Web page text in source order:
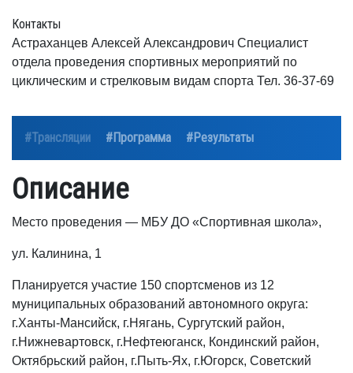
Контакты
Астраханцев Алексей Александрович Специалист
отдела проведения спортивных мероприятий по
циклическим и стрелковым видам спорта Тел. 36-37-69
#Трансляции #Программа #Результаты
Описание
Место проведения — МБУ ДО «Спортивная школа»,
ул. Калинина, 1
Планируется участие 150 спортсменов из 12
муниципальных образований автономного округа:
г.Ханты-Мансийск, г.Нягань, Сургутский район,
г.Нижневартовск, г.Нефтеюганск, Кондинский район,
Октябрьский район, г.Пыть-Ях, г.Югорск, Советский